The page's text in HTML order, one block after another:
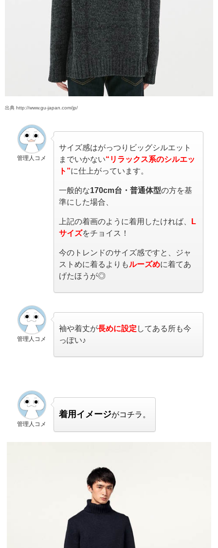
出典 http://www.gu-japan.com/jp/
管理人コメ
サイズ感はがっつりビッグシルエット
までいかない“リラックス系のシルエッ
ト”に仕上がっています。
一般的な170cm台・普通体型の方を基
準にした場合、
上記の着画のように着用したければ、
L
サイズをチョイス！
今のトレンドのサイズ感ですと、ジャ
ストめに着るよりもルーズめに着てあ
げたほうが◎
管理人コメ
袖や着丈が長めに設定 してある所も今
っぽい♪
管理人コメ
着用イメージがコチラ。